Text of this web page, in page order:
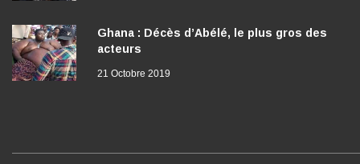
Ghana : Décès d’Abélé, le plus gros des
acteurs
21 Octobre 2019